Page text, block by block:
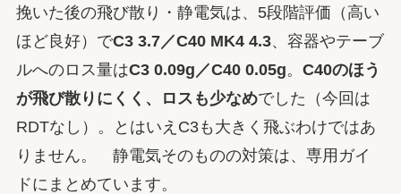
挽いた後の飛び散り・静電気は、5段階評価（高い
ほど良好）でC3 3.7／C40 MK4 4.3、容器やテーブ
ルへのロス量はC3 0.09g／C40 0.05g。 C40のほう
が飛び散りにくく、ロスも少なめでした（今回は
RDTなし）。とはいえC3も大きく飛ぶわけではあ
りません。 静電気そのものの対策は、専用ガイ
ドにまとめています。